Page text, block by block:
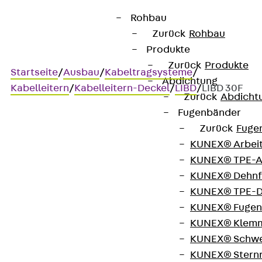
Rohbau
Zurück Rohbau
Produkte
Zurück Produkte
Abdichtung
Zurück
Fugenbänder
Zurück
KUNEX®
KUNEX®
KUNEX®
KUNEX®
KUNEX®
KUNEX®
KUNEX®
KUNEX®
Startseite/Ausbau/Kabeltragsysteme/
Kabelleitern/Kabelleitern-Deckel/LIBD/LIBD 30F
Kabelleiter-Innenbogen-
Kabelleiter-Innenbogen-